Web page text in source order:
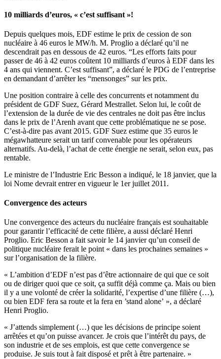
10 milliards d’euros, « c’est suffisant »!
Depuis quelques mois, EDF estime le prix de cession de son
nucléaire à 46 euros le MW/h. M. Proglio a déclaré qu’il ne
descendrait pas en dessous de 42 euros. “Les efforts faits pour
passer de 46 à 42 euros coûtent 10 milliards d’euros à EDF dans les
4 ans qui viennent. C’est suffisant”, a déclaré le PDG de l’entreprise
en demandant d’arrêter les “mensonges” sur les prix.
Une position contraire à celle des concurrents et notamment du
président de GDF Suez, Gérard Mestrallet. Selon lui, le coût de
l’extension de la durée de vie des centrales ne doit pas être inclus
dans le prix de l’Arenh avant que cette problématique ne se pose.
C’est-à-dire pas avant 2015. GDF Suez estime que 35 euros le
mégawhatteure serait un tarif convenable pour les opérateurs
alternatifs. Au-delà, l’achat de cette énergie ne serait, selon eux, pas
rentable.
Le ministre de l’Industrie Eric Besson a indiqué, le 18 janvier, que la
loi Nome devrait entrer en vigueur le 1er juillet 2011.
Convergence des acteurs
Une convergence des acteurs du nucléaire français est souhaitable
pour garantir l’efficacité de cette filière, a aussi déclaré Henri
Proglio. Eric Besson a fait savoir le 14 janvier qu’un conseil de
politique nucléaire ferait le point « dans les prochaines semaines »
sur l’organisation de la filière.
« L’ambition d’EDF n’est pas d’être actionnaire de qui que ce soit
ou de diriger quoi que ce soit, ça suffit déjà comme ça. Mais ou bien
il y a une volonté de créer la solidarité, l’expertise d’une filière (…),
ou bien EDF fera sa route et la fera en ’stand alone’ », a déclaré
Henri Proglio.
« J’attends simplement (…) que les décisions de principe soient
arrêtées et qu’on puisse avancer. Je crois que l’intérêt du pays, de
son industrie et de ses emplois, est que cette convergence se
produise. Je suis tout à fait disposé et prêt à être partenaire. »